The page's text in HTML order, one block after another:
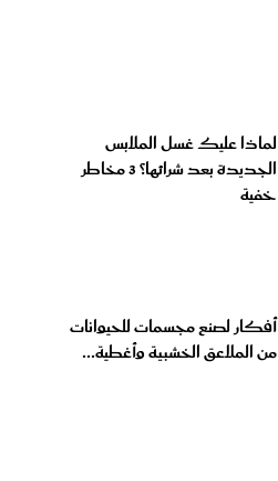
لماذا عليك غسل الملابس
الجديدة بعد شرائها؟ 3 مخاطر
خفية
أفكار لصنع مجسمات للحيوانات
من الملاعق الخشبية وأغطية...